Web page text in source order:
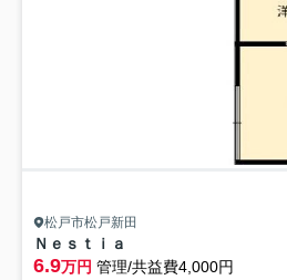
松戸市松戸新田
Ｎｅｓｔｉａ
6.9万円 管理/共益費4,000円